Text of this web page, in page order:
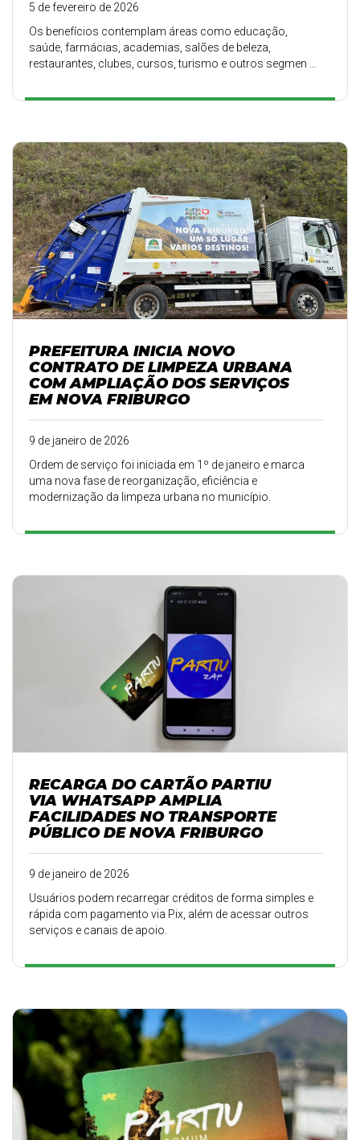
5 de fevereiro de 2026
Os benefícios contemplam áreas como educação,
saúde, farmácias, academias, salões de beleza,
restaurantes, clubes, cursos, turismo e outros segmen ...
PREFEITURA INICIA NOVO
CONTRATO DE LIMPEZA URBANA
COM AMPLIAÇÃO DOS SERVIÇOS
EM NOVA FRIBURGO
9 de janeiro de 2026
Ordem de serviço foi iniciada em 1º de janeiro e marca
uma nova fase de reorganização, eficiência e
modernização da limpeza urbana no município.
RECARGA DO CARTÃO PARTIU
VIA WHATSAPP AMPLIA
FACILIDADES NO TRANSPORTE
PÚBLICO DE NOVA FRIBURGO
9 de janeiro de 2026
Usuários podem recarregar créditos de forma simples e
rápida com pagamento via Pix, além de acessar outros
serviços e canais de apoio.